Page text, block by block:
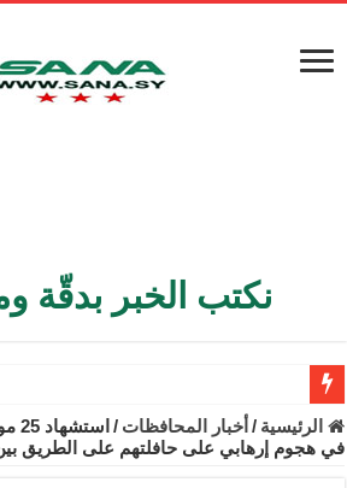
نكتب الخبر بدقّة
الأمن الداخلي يعثر على مقبرة جماعية في ريف
الوزير الشيباني يبحث في باريس تعزيز
الرئيسية / أخبار المحافظات /
في هجوم إرهابي على حافلتهم على الطريق بين